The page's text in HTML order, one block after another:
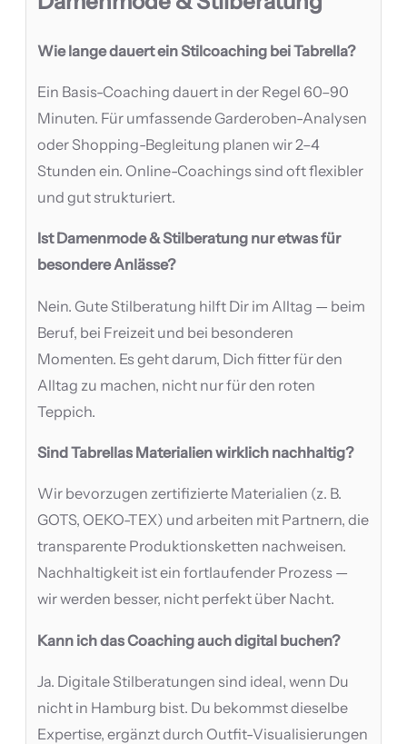
Wie lange dauert ein Stilcoaching bei Tabrella?
Ein Basis-Coaching dauert in der Regel 60–90
Minuten. Für umfassende Garderoben-Analysen
oder Shopping-Begleitung planen wir 2–4
Stunden ein. Online-Coachings sind oft flexibler
und gut strukturiert.
Ist Damenmode & Stilberatung nur etwas für
besondere Anlässe?
Nein. Gute Stilberatung hilft Dir im Alltag — beim
Beruf, bei Freizeit und bei besonderen
Momenten. Es geht darum, Dich fitter für den
Alltag zu machen, nicht nur für den roten
Teppich.
Sind Tabrellas Materialien wirklich nachhaltig?
Wir bevorzugen zertifizierte Materialien (z. B.
GOTS, OEKO-TEX) und arbeiten mit Partnern, die
transparente Produktionsketten nachweisen.
Nachhaltigkeit ist ein fortlaufender Prozess —
wir werden besser, nicht perfekt über Nacht.
Kann ich das Coaching auch digital buchen?
Ja. Digitale Stilberatungen sind ideal, wenn Du
nicht in Hamburg bist. Du bekommst dieselbe
Expertise, ergänzt durch Outfit-Visualisierungen